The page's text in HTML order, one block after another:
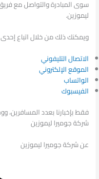
سوى المبادرة والتواصل مع
ليموزين.
ويمكنك ذلك من خلال اتباع إحدى
الاتصال التليفوني
الموقع الإلكتروني
الواتساب
الفيسبوك
فقط بإخبارنا بعدد المسافرين،
شركة جوميرا ليموزين
عن شركة جوميرا ليموزين